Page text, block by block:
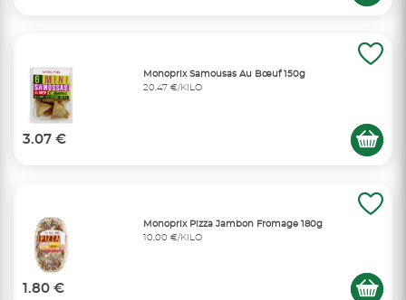
Monoprix Samousas Au Bœuf 150g
20,47 €/KILO
3.07 €
Monoprix Pizza Jambon Fromage 180g
10,00 €/KILO
1.80 €